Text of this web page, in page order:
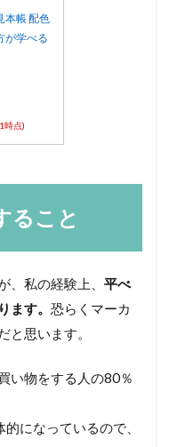
本帳 配色
が学べる
時点)
ること
、私の経験上、 平べ
ます。 恐らくマーカ
と思います。
い物をする人の80％
になっているので、